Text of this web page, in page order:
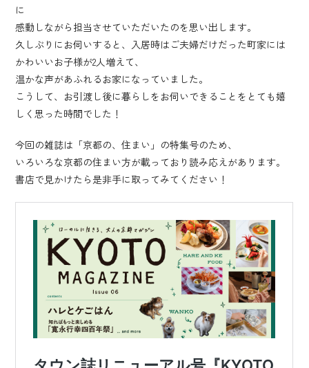
に
感動しながら担当させていただいたのを思い出します。
久しぶりにお伺いすると、入居時はご夫婦だけだった町家には
かわいいお子様が2人増えて、
温かな声があふれるお家になっていました。
こうして、お引渡し後に暮らしをお伺いできることをとても嬉
しく思った時間でした！
今回の雑誌は「京都の、住まい」の特集号のため、
いろいろな京都の住まい方が載っており読み応えがあります。
書店で見かけたら是非手に取ってみてください！